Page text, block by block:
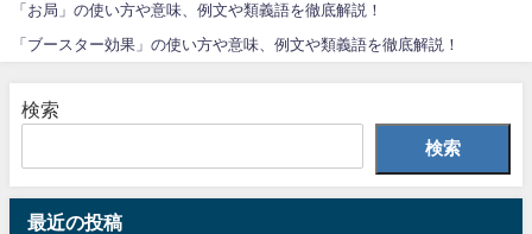
「お局」の使い方や意味、例文や類義語を徹底解説！
「ブースター効果」の使い方や意味、例文や類義語を徹底解説！
検索
検索
最近の投稿